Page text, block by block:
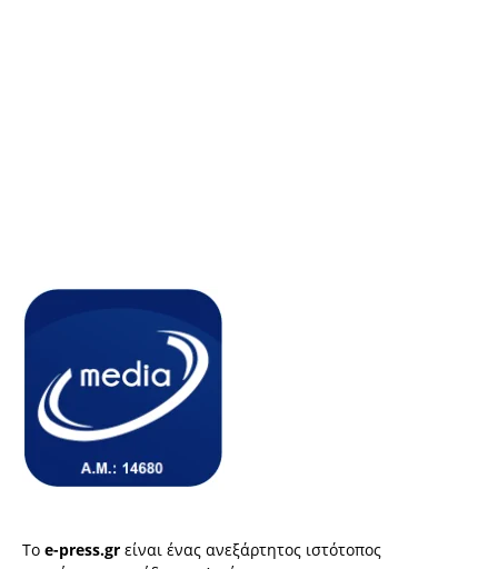
Το e-press.gr είναι ένας ανεξάρτητος ιστότοπος